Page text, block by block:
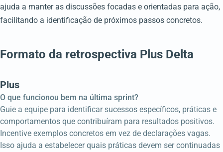
ajuda a manter as discussões focadas e orientadas para ação,
facilitando a identificação de próximos passos concretos.
Formato da retrospectiva Plus Delta
Plus
O que funcionou bem na última sprint?
Guie a equipe para identificar sucessos específicos, práticas e
comportamentos que contribuíram para resultados positivos.
Incentive exemplos concretos em vez de declarações vagas.
Isso ajuda a estabelecer quais práticas devem ser continuadas